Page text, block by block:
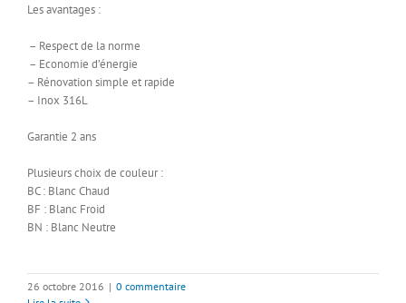
Les avantages :
– Respect de la norme
– Economie d’énergie
– Rénovation simple et rapide
– Inox 316L
Garantie 2 ans
Plusieurs choix de couleur :
BC : Blanc Chaud
BF : Blanc Froid
BN : Blanc Neutre
26 octobre 2016 | 0 commentaire